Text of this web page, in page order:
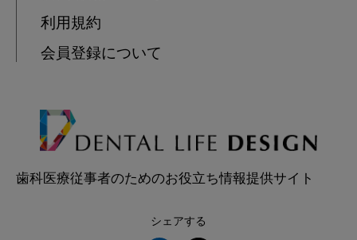
利用規約
会員登録について
歯科医療従事者のためのお役立ち情報提供サイト
シェアする